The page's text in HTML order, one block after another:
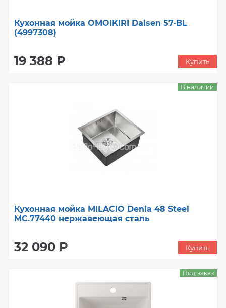
Кухонная мойка OMOIKIRI Daisen 57-BL
(4997308)
19 388 Р Купить
Кухонная мойка MILACIO Denia 48 Steel
MC.77440 нержавеющая сталь
32 090 Р
В наличии
Купить
Под заказ